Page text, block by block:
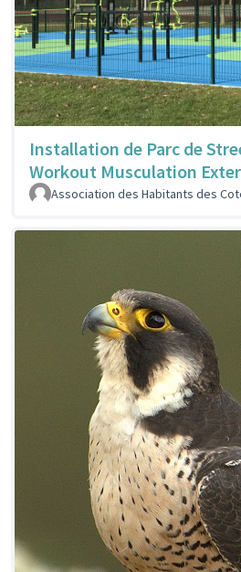
Installation de Parc de
Workout Musculation
Association des Habitants des